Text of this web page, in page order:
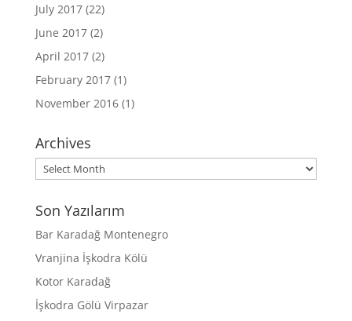
July 2017(22)
June 2017(2)
April 2017(2)
February 2017(1)
November 2016(1)
Archives
Archives
Son Yazılarım
Bar Karadağ Montenegro
Vranjina İşkodra Kölü
Kotor Karadağ
İşkodra Gölü Virpazar